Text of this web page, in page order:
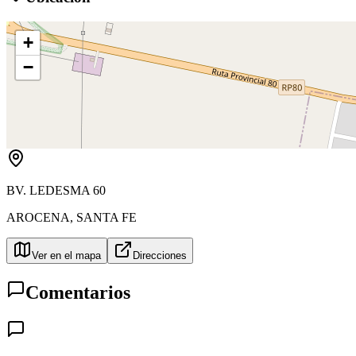
+
−
BV. LEDESMA 60
AROCENA, SANTA FE
Ver en el mapa Direcciones
Comentarios